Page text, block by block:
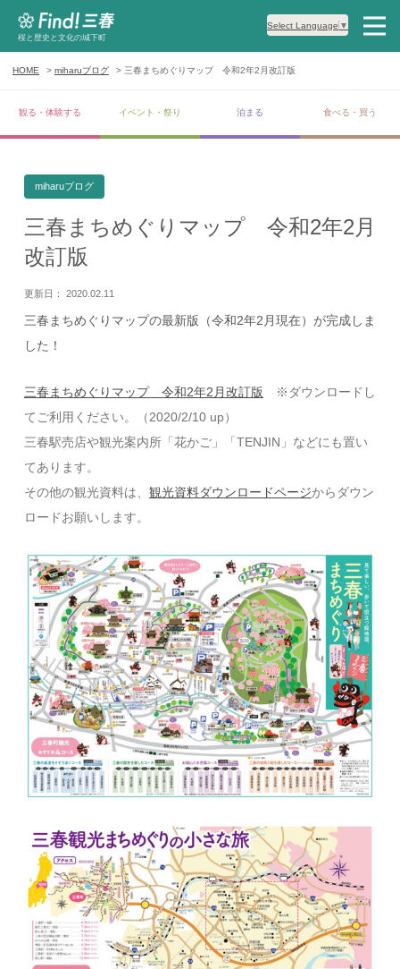
桜と歴史と文化の城下町
Select Language ▼
HOME miharuブログ 三春まちめぐりマップ 令和2年2月改訂版
観る・体験する イベント・祭り 泊まる 食べる・買う
miharuブログ
三春まちめぐりマップ 令和2年2月
改訂版
更新日： 2020.02.11
三春まちめぐりマップの最新版（令和2年2月現在）が完成しま
した！
三春まちめぐりマップ 令和2年2月改訂版 ※ダウンロードし
てご利用ください。（2020/2/10 up）
三春駅売店や観光案内所「花かご」「TENJIN」などにも置い
てあります。
その他の観光資料は、 観光資料ダウンロードページからダウン
ロードお願いします。